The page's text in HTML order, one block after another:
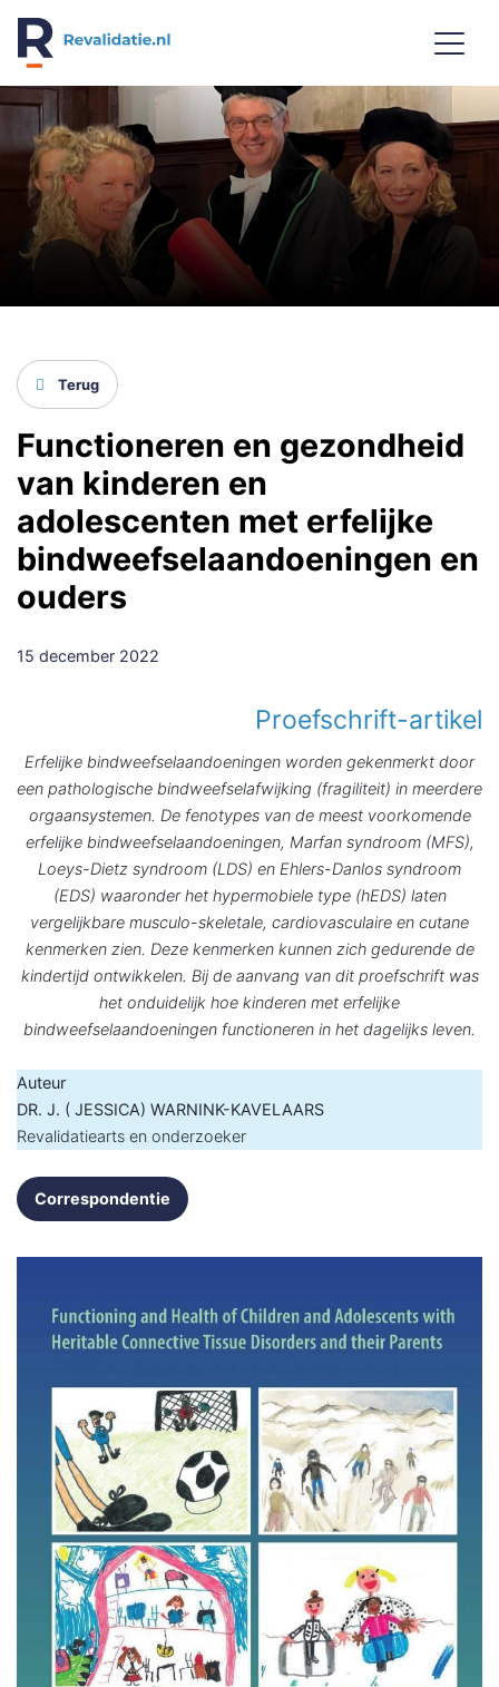
REVALIDATIE.NL
Terug
Functioneren en gezondheid
van kinderen en
adolescenten met erfelijke
bindweefselaandoeningen en
ouders
15 december 2022
Proefschrift-artikel
Erfelijke bindweefselaandoeningen worden gekenmerkt door
een pathologische bindweefselafwijking (fragiliteit) in meerdere
orgaansystemen. De fenotypes van de meest voorkomende
erfelijke bindweefselaandoeningen, Marfan syndroom (MFS),
Loeys-Dietz syndroom (LDS) en Ehlers-Danlos syndroom
(EDS) waaronder het hypermobiele type (hEDS) laten
vergelijkbare musculo-skeletale, cardiovasculaire en cutane
kenmerken zien. Deze kenmerken kunnen zich gedurende de
kindertijd ontwikkelen. Bij de aanvang van dit proefschrift was
het onduidelijk hoe kinderen met erfelijke
bindweefselaandoeningen functioneren in het dagelijks leven.
Auteur
DR. J. ( JESSICA) WARNINK-KAVELAARS
Revalidatiearts en onderzoeker
Correspondentie